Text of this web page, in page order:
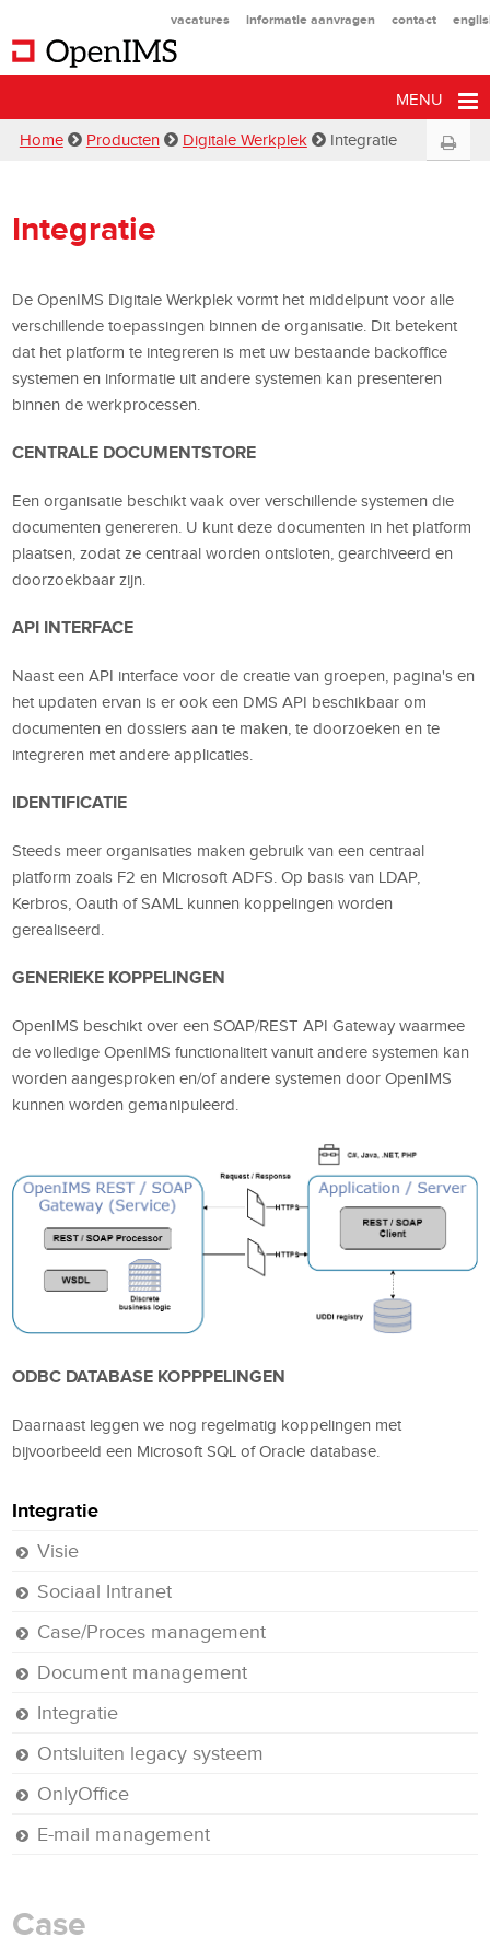
vacatures informatie aanvragen contact
MENU
Home Producten Digitale Werkplek Integratie
Integratie
De OpenIMS Digitale Werkplek vormt het middelpunt voor alle
verschillende toepassingen binnen de organisatie. Dit betekent
dat het platform te integreren is met uw bestaande backoffice
systemen en informatie uit andere systemen kan presenteren
binnen de werkprocessen.
CENTRALE DOCUMENTSTORE
Een organisatie beschikt vaak over verschillende systemen die
documenten genereren. U kunt deze documenten in het platform
plaatsen, zodat ze centraal worden ontsloten, gearchiveerd en
doorzoekbaar zijn.
API INTERFACE
Naast een API interface voor de creatie van groepen, pagina's en
het updaten ervan is er ook een DMS API beschikbaar om
documenten en dossiers aan te maken, te doorzoeken en te
integreren met andere applicaties.
IDENTIFICATIE
Steeds meer organisaties maken gebruik van een centraal
platform zoals F2 en Microsoft ADFS. Op basis van LDAP,
Kerbros, Oauth of SAML kunnen koppelingen worden
gerealiseerd.
GENERIEKE KOPPELINGEN
OpenIMS beschikt over een SOAP/REST API Gateway waarmee
de volledige OpenIMS functionaliteit vanuit andere systemen kan
worden aangesproken en/of andere systemen door OpenIMS
kunnen worden gemanipuleerd.
ODBC DATABASE KOPPPELINGEN
Daarnaast leggen we nog regelmatig koppelingen met
bijvoorbeeld een Microsoft SQL of Oracle database.
Integratie
Visie
Sociaal Intranet
Case/Proces management
Document management
Integratie
Ontsluiten legacy systeem
OnlyOffice
E-mail management
Case